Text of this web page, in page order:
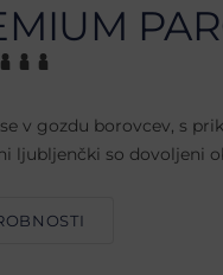
v gozdu borovcev, s
ljubljenčki so dovoljeni